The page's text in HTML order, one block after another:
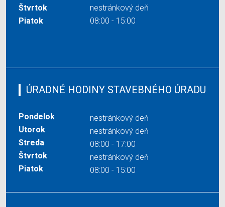
Štvrtok
nestránkový deň
Piatok
08:00 - 15:00
ÚRADNÉ HODINY STAVEBNÉHO ÚRADU
Pondelok
nestránkový deň
Utorok
nestránkový deň
Streda
08:00 - 17:00
Štvrtok
nestránkový deň
Piatok
08:00 - 15:00